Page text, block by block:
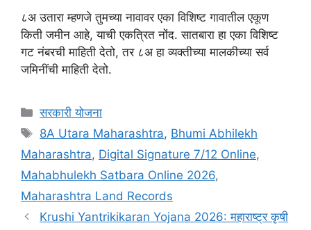
८अ उतारा म्हणजे तुमच्या नावावर एका विशिष्ट गावातील एकूण
किती जमीन आहे, याची एकत्रित नोंद. सातबारा हा एका विशिष्ट
गट नंबरची माहिती देतो, तर ८अ हा व्यक्तीच्या मालकीच्या सर्व
जमिनींची माहिती देतो.
Categories
सरकारी योजना
Tags
8A Utara Maharashtra, Bhumi Abhilekh
Maharashtra, Digital Signature 7/12 Online,
Mahabhulekh Satbara Online 2026,
Maharashtra Land Records
Krushi Yantrikikaran Yojana 2026: महाराष्ट्र कृषी